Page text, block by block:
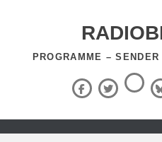
PROGRAMME –
Facebook
X
(Twitter)
Zum